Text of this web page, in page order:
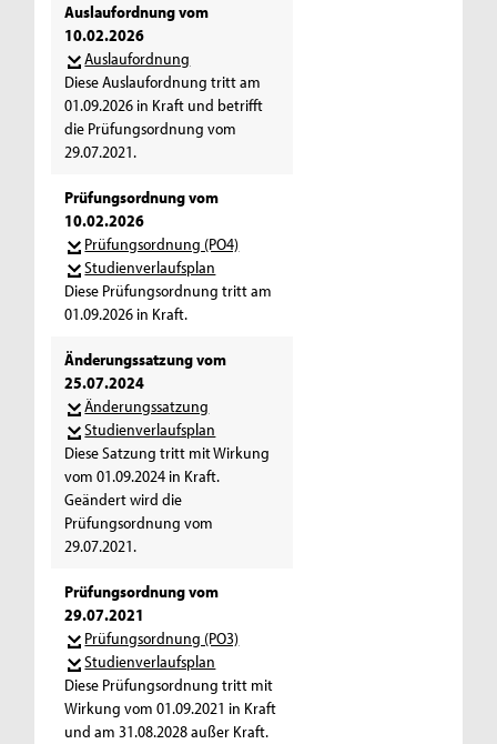
Auslaufordnung vom
10.02.2026
Auslaufordnung
Diese Auslaufordnung tritt am
01.09.2026 in Kraft und betrifft
die Prüfungsordnung vom
29.07.2021.
Prüfungsordnung vom
10.02.2026
Prüfungsordnung (PO4)
Studienverlaufsplan
Diese Prüfungsordnung tritt am
01.09.2026 in Kraft.
Änderungssatzung vom
25.07.2024
Änderungssatzung
Studienverlaufsplan
Diese Satzung tritt mit Wirkung
vom 01.09.2024 in Kraft.
Geändert wird die
Prüfungsordnung vom
29.07.2021.
Prüfungsordnung vom
29.07.2021
Prüfungsordnung (PO3)
Studienverlaufsplan
Diese Prüfungsordnung tritt mit
Wirkung vom 01.09.2021 in Kraft
und am 31.08.2028 außer Kraft.